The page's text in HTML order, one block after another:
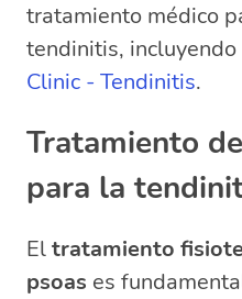
tratamiento médico
tendinitis,
Clinic - Tendinitis.
Tratamiento
para la
Eltratamiento
psoas es